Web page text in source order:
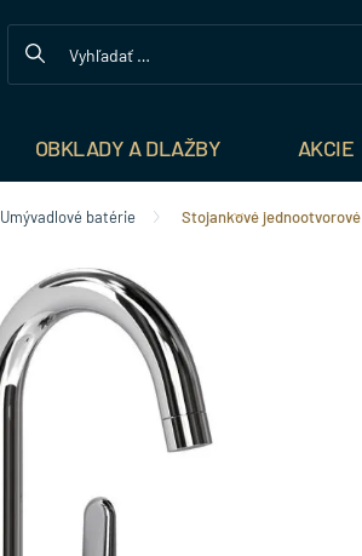
OBKLADY A DLAŽBY AKCIE
Umývadlové batérie Stojankové jednootvorové